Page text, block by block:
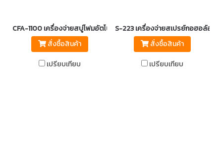
CFA-1100 เครื่องจ่ายสบู่โฟมอัตโนมัติ DEBAC
สั่งซื้อสินค้า
เปรียบเทียบ
S-223 เครื่องจ่ายสเปรย์กอฮอล์อัต
สั่งซื้อสินค้า
เปรียบเทียบ